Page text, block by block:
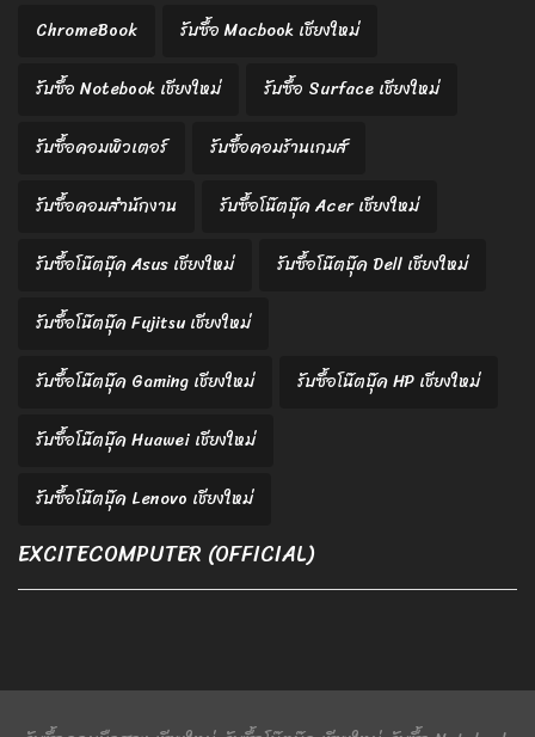
ChromeBook
รับซื้อ Macbook เชียงใหม่
รับซื้อ Notebook เชียงใหม่
รับซื้อ Surface เชียงใหม่
รับซื้อคอมพิวเตอร์
รับซื้อคอมร้านเกมส์
รับซื้อคอมสำนักงาน
รับซื้อโน๊ตบุ๊ค Acer เชียงใหม่
รับซื้อโน๊ตบุ๊ค Asus เชียงใหม่
รับซื้อโน๊ตบุ๊ค Dell เชียงใหม่
รับซื้อโน๊ตบุ๊ค Fujitsu เชียงใหม่
รับซื้อโน๊ตบุ๊ค Gaming เชียงใหม่
รับซื้อโน๊ตบุ๊ค HP เชียงใหม่
รับซื้อโน๊ตบุ๊ค Huawei เชียงใหม่
รับซื้อโน๊ตบุ๊ค Lenovo เชียงใหม่
EXCITECOMPUTER (OFFICIAL)